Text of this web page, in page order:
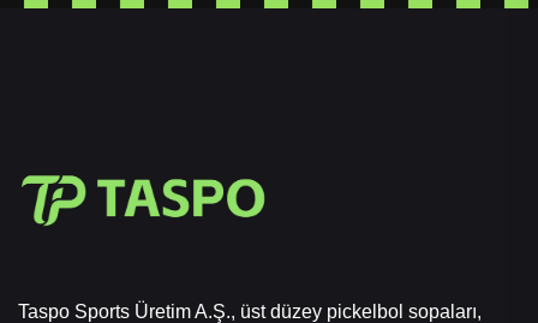
Taspo Sports Üretim A.Ş., üst düzey pickelbol sopaları,